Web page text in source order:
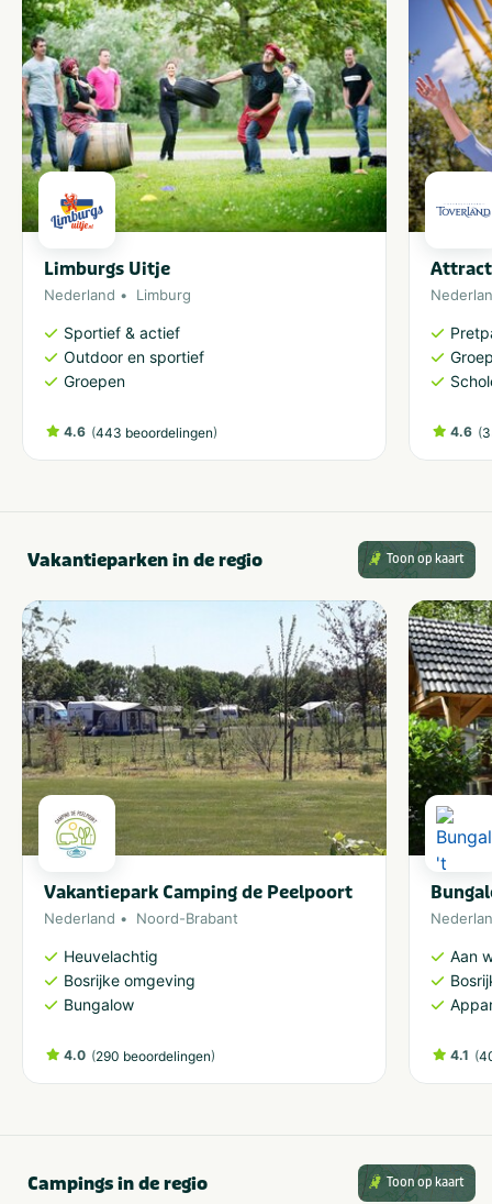
Limburgs Uitje
Nederland Limburg
Sportief & actief
Outdoor en sportief
Groepen
4.6 (443 beoordelingen) 4.6 (
Vakantieparken in de regio Toon op kaart
Vakantiepark Camping de Peelpoort
Nederland Noord-Brabant
Heuvelachtig
Bosrijke omgeving
Bungalow
4.0 (290 beoordelingen)
Aan
4.1 (
Campings in de regio Toon op kaart